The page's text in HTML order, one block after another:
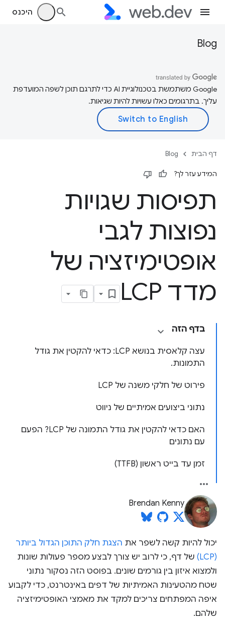
היכנס
Blog
‫Google משתמשת בטכנולוגיית AI כדי לתרגם תוכן לשפה המועדפת
עליך. בתרגומים כאלו עשויות להיות שגיאות.
דף הבית Blog
המידע עזר לך?
תפיסות שגויות
נפוצות לגבי
אופטימיזציה של
מדד LCP
בדף הזה
עצה קלאסית בנושא LCP: כדאי להקטין את גודל
התמונות.
פירוט של חלקי משנה של LCP
נתוני ביצועים אמיתיים של ניווט
האם כדאי להקטין את גודל התמונה של LCP? הפעם
עם נתונים
זמן עד בייט ראשון (TTFB)
Brendan Kenny
יכול להיות קשה לשפר את הצגת חלק התוכן הגדול ביותר
(LCP)
של דף, כי לרוב יש צורך לבצע מספר פעולות שונות
ולמצוא איזון בין גורמים שונים. בפוסט הזה נסקור נתוני
שטח מהטעינות האמיתיות של דפים באינטרנט, כדי לקבוע
איפה המפתחים צריכים למקד את מאמצי האופטימיזציה
שלהם.